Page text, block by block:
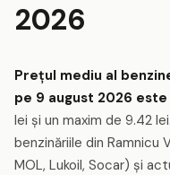
2026
Prețul mediu al
pe 9 august 2026
lei și un maxim de 9.42
benzinăriile din Ramnicu
MOL, Lukoil, Socar) și